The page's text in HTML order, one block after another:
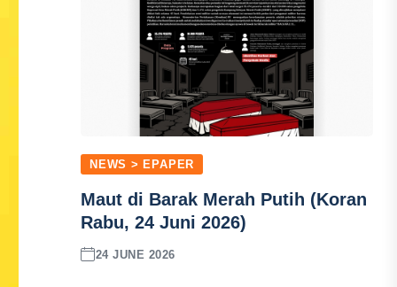
NEWS > EPAPER
Maut di Barak Merah Putih (Koran
Rabu, 24 Juni 2026)
24 JUNE 2026